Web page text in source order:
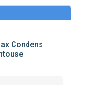
Condens